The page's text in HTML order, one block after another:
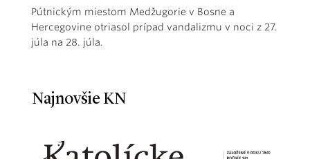
Pútnickým miestom Medžugorie v Bosne a
Hercegovine otriasol prípad vandalizmu v noci z 27.
júla na 28. júla.
Najnovšie KN